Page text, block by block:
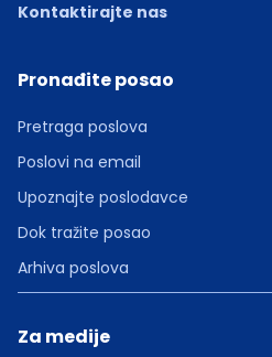
Kontaktirajte nas
Pronađite posao
Pretraga poslova
Poslovi na email
Upoznajte poslodavce
Dok tražite posao
Arhiva poslova
Za medije